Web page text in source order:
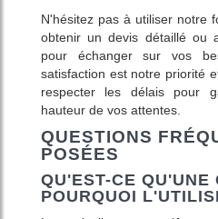
N'hésitez pas à utiliser notre
obtenir un devis détaillé ou
pour échanger sur vos
satisfaction est notre priorité
respecter les délais pour
hauteur de vos attentes.
QUESTIONS
POSÉES
QU'EST-CE QU'UNE
POURQUOI